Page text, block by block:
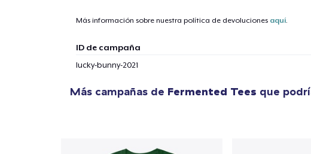
Más información sobre nuestra política de devoluciones aquí.
ID de campaña
lucky-bunny-2021
Más campañas de Fermented Tees que